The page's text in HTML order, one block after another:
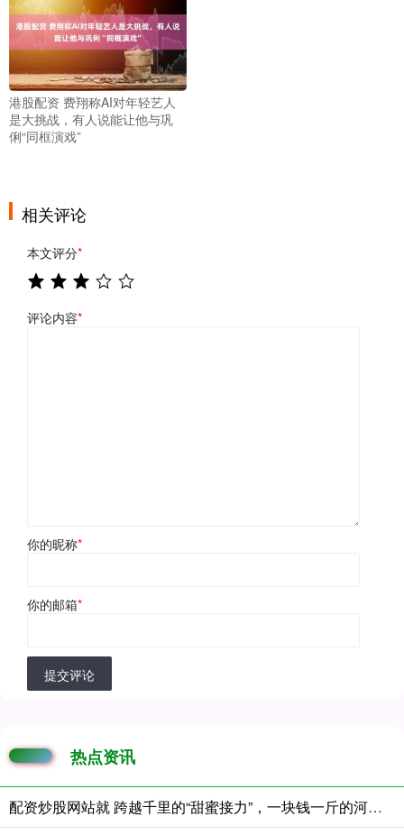
港股配资 费翔称AI对年轻艺人
是大挑战，有人说能让他与巩
俐“同框演戏”
相关评论
本文评分*
评论内容*
你的昵称*
你的邮箱*
提交评论
热点资讯
配资炒股网站就 跨越千里的“甜蜜接力”，一块钱一斤的河南西瓜热销南沙